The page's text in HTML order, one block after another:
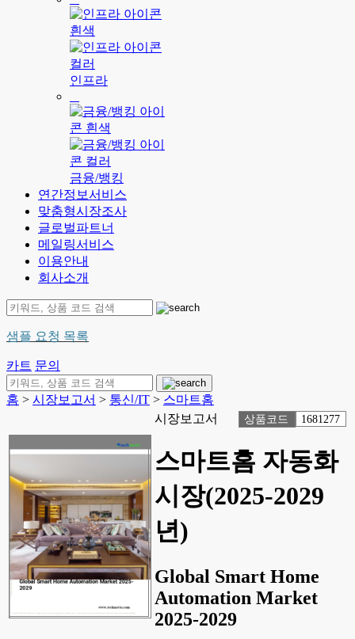
인프라
금융/뱅킹
연간정보서비스
맞춤형시장조사
글로벌파트너
메일링서비스
이용안내
회사소개
샘플 요청 목록
카트 문의
홈 > 시장보고서 > 통신/IT > 스마트홈
시장보고서
상품코드 1681277
스마트홈 자동화
시장(2025-2029
년)
Global Smart Home
Automation Market
2025-2029